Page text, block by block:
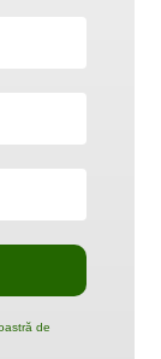
de